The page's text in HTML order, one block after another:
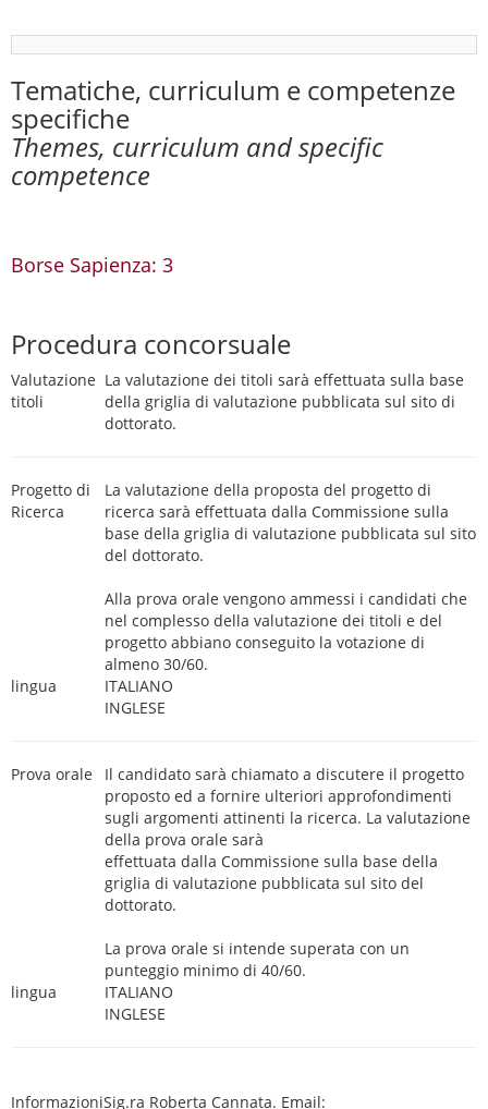
Tematiche, curriculum e competenze
specifiche
Themes, curriculum and specific
competence
Borse Sapienza: 3
Procedura concorsuale
Valutazione
titoli
La valutazione dei titoli sarà effettuata sulla base
della griglia di valutazione pubblicata sul sito di
dottorato.
Progetto di
Ricerca
La valutazione della proposta del progetto di
ricerca sarà effettuata dalla Commissione sulla
base della griglia di valutazione pubblicata sul sito
del dottorato.
Alla prova orale vengono ammessi i candidati che
nel complesso della valutazione dei titoli e del
progetto abbiano conseguito la votazione di
almeno 30/60.
lingua
ITALIANO
INGLESE
Prova orale
Il candidato sarà chiamato a discutere il progetto
proposto ed a fornire ulteriori approfondimenti
sugli argomenti attinenti la ricerca. La valutazione
della prova orale sarà
effettuata dalla Commissione sulla base della
griglia di valutazione pubblicata sul sito del
dottorato.
La prova orale si intende superata con un
punteggio minimo di 40/60.
lingua
ITALIANO
INGLESE
InformazioniSig.ra Roberta Cannata. Email: